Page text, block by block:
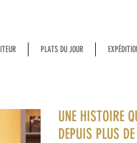
PLATS DU JOUR
UNE HISTOIRE
DEPUIS PLUS